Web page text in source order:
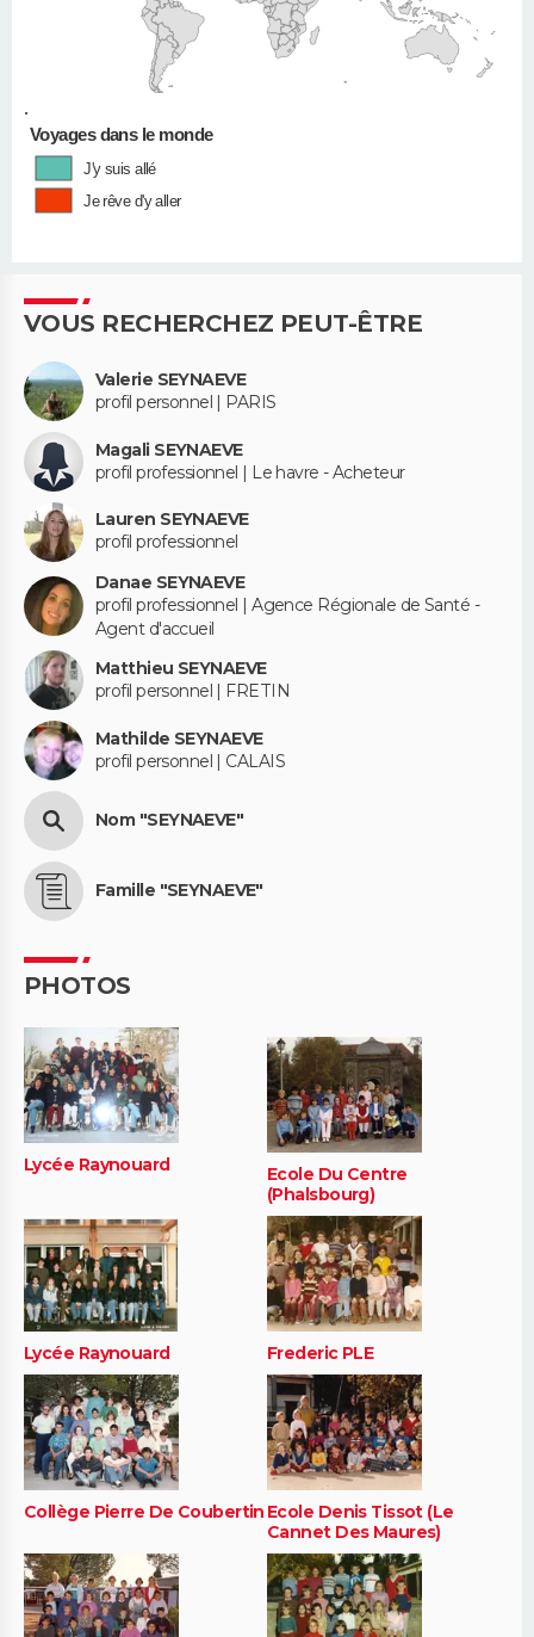
•
Voyages dans le monde
J'y suis allé
Je rêve d'y aller
VOUS RECHERCHEZ PEUT-ÊTRE
Valerie SEYNAEVE
profil personnel | PARIS
Magali SEYNAEVE
profil professionnel | Le havre - Acheteur
Lauren SEYNAEVE
profil professionnel
Danae SEYNAEVE
profil professionnel | Agence Régionale de Santé -
Agent d'accueil
Matthieu SEYNAEVE
profil personnel | FRETIN
Mathilde SEYNAEVE
profil personnel | CALAIS
Nom "SEYNAEVE"
Famille "SEYNAEVE"
PHOTOS
Lycée Raynouard
Ecole Du Centre
(Phalsbourg)
Lycée Raynouard Frederic PLE
Collège Pierre De Coubertin Ecole Denis Tissot (Le
Cannet Des Maures)